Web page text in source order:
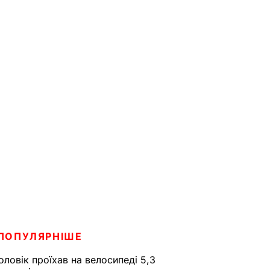
проїхав на велосипеді 5,3